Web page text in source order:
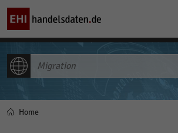
Pfadnavigation
Home